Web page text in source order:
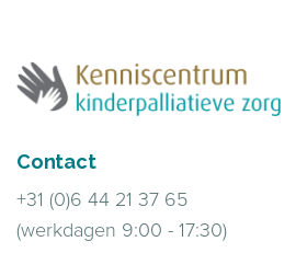
Contact
+31 (0)6 44 21 37 65
(werkdagen 9:00 - 17:30)